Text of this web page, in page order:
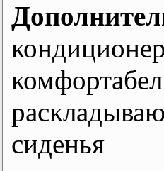
сиденья